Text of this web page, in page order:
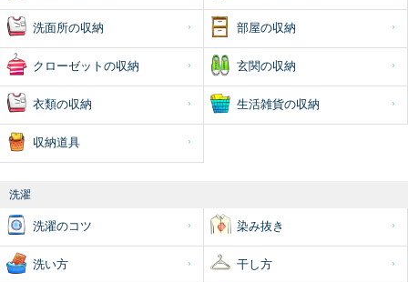
洗面所の収納 部屋の収納
クローゼットの収納 玄関の収納
衣類の収納 生活雑貨の収納
収納道具
洗濯
洗濯のコツ 染み抜き
洗い方 干し方